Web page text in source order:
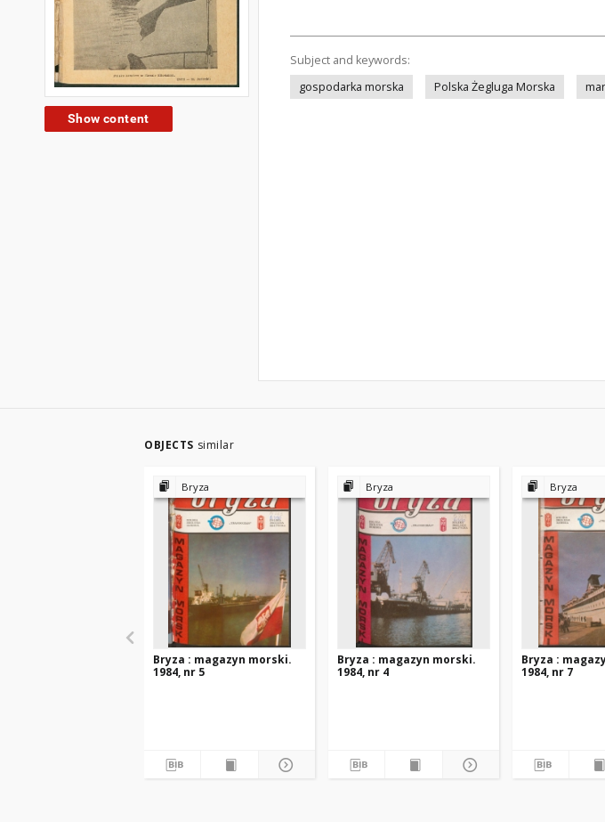
Show content
Subject and keywords:
gospodarka morska
Polska Żegluga Morska
OBJECTS similar
Bryza
Bryza : magazyn morski.
1984, nr 5
Bryza
Bryza : magazyn morski.
1984, nr 4
Bryza
Bryza :
1984, nr 7